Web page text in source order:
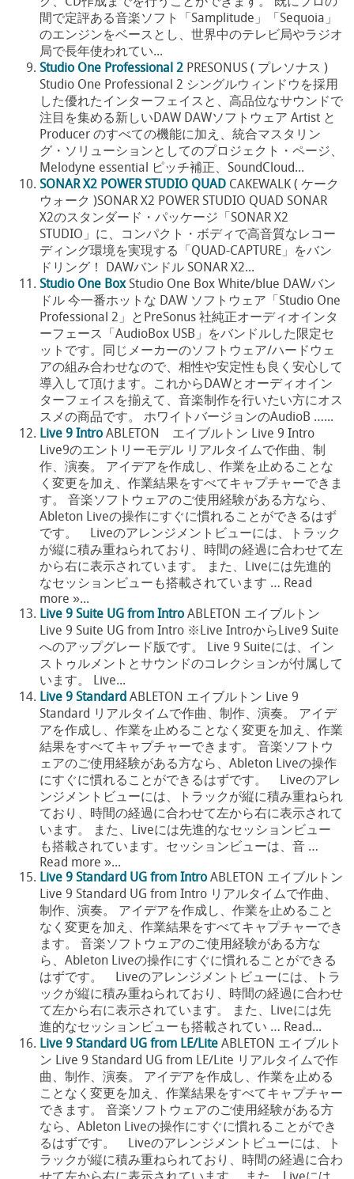
間で定評ある音楽ソフト「Samplitude」「Sequoia」
のエンジンをベースとし、世界中のテレビ局やラジオ
局で長年使われてい...
Studio One Professional 2 PRESONUS ( プレソナス )
Studio One Professional 2 シングルウィンドウを採用
した優れたインターフェイスと、高品位なサウンドで
注目を集める新しいDAW DAWソフトウェア Artist と
Producer のすべての機能に加え、統合マスタリン
グ・ソリューションとしてのプロジェクト・ページ、
Melodyne essential ピッチ補正、SoundCloud...
SONAR X2 POWER STUDIO QUAD CAKEWALK ( ケーク
ウォーク )SONAR X2 POWER STUDIO QUAD SONAR
X2のスタンダード・パッケージ「SONAR X2
STUDIO」に、コンパクト・ボディで高音質なレコー
ディング環境を実現する「QUAD-CAPTURE」をバン
ドリング！ DAWバンドル SONAR X2...
Studio One Box Studio One Box White/blue DAWバン
ドル 今一番ホットな DAW ソフトウェア「Studio One
Professional 2」とPreSonus 社純正オーディオインタ
ーフェース「AudioBox USB」をバンドルした限定セ
ットです。同じメーカーのソフトウェア/ハードウェ
アの組み合わせなので、相性や安定性も良く安心して
導入して頂けます。これからDAWとオーディオイン
ターフェイスを揃えて、音楽制作を行いたい方にオス
スメの商品です。 ホワイトバージョンのAudioB …...
Live 9 Intro ABLETON エイブルトン Live 9 Intro
Live9のエントリーモデル リアルタイムで作曲、制
作、演奏。 アイデアを作成し、作業を止めることな
く変更を加え、作業結果をすべてキャプチャーできま
す。 音楽ソフトウェアのご使用経験がある方なら、
Ableton Liveの操作にすぐに慣れることができるはず
です。 Liveのアレンジメントビューには、トラック
が縦に積み重ねられており、時間の経過に合わせて左
から右に表示されています。 また、Liveには先進的
なセッションビューも搭載されています … Read
more »...
Live 9 Suite UG from Intro ABLETON エイブルトン
Live 9 Suite UG from Intro ※Live IntroからLive9 Suite
へのアップグレード版です。 Live 9 Suiteには、イン
ストゥルメントとサウンドのコレクションが付属して
います。 Live...
Live 9 Standard ABLETON エイブルトン Live 9
Standard リアルタイムで作曲、制作、演奏。 アイデ
アを作成し、作業を止めることなく変更を加え、作業
結果をすべてキャプチャーできます。 音楽ソフトウ
ェアのご使用経験がある方なら、Ableton Liveの操作
にすぐに慣れることができるはずです。 Liveのアレ
ンジメントビューには、トラックが縦に積み重ねられ
ており、時間の経過に合わせて左から右に表示されて
います。 また、Liveには先進的なセッションビュー
も搭載されています。セッションビューは、音 …
Read more »...
Live 9 Standard UG from Intro ABLETON エイブルトン
Live 9 Standard UG from Intro リアルタイムで作曲、
制作、演奏。 アイデアを作成し、作業を止めること
なく変更を加え、作業結果をすべてキャプチャーでき
ます。 音楽ソフトウェアのご使用経験がある方な
ら、Ableton Liveの操作にすぐに慣れることができる
はずです。 Liveのアレンジメントビューには、トラ
ックが縦に積み重ねられており、時間の経過に合わせ
て左から右に表示されています。 また、Liveには先
進的なセッションビューも搭載されてい … Read...
Live 9 Standard UG from LE/Lite ABLETON エイブルト
ン Live 9 Standard UG from LE/Lite リアルタイムで作
曲、制作、演奏。 アイデアを作成し、作業を止める
ことなく変更を加え、作業結果をすべてキャプチャー
できます。 音楽ソフトウェアのご使用経験がある方
なら、Ableton Liveの操作にすぐに慣れることができ
るはずです。 Liveのアレンジメントビューには、ト
ラックが縦に積み重ねられており、時間の経過に合わ